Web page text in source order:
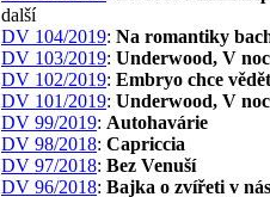
další
DV 104/2019: Na romantiky
DV 103/2019: Underwood, V
DV 102/2019: Embryo chce vědět
DV 101/2019: Underwood, V
DV 99/2019: Autohavárie
DV 98/2018: Capriccia
DV 97/2018: Bez Venuší
DV 96/2018: Bajka o zvířeti v nás